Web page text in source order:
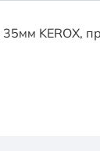
KEROX,